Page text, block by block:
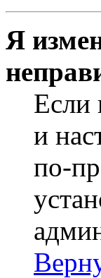
Я
Если
и
по-